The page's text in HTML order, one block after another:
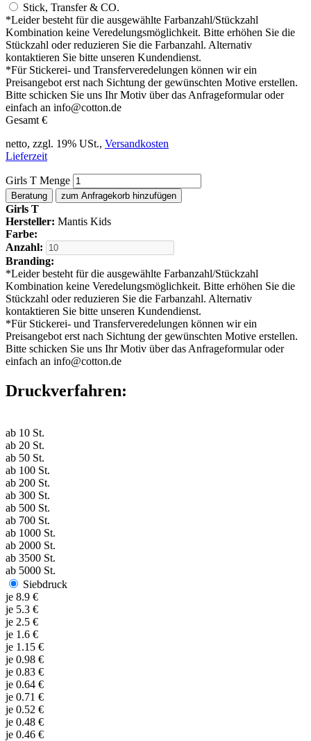
Stick, Transfer & CO.
*Leider besteht für die ausgewählte Farbanzahl/Stückzahl
Kombination keine Veredelungsmöglichkeit. Bitte erhöhen Sie die
Stückzahl oder reduzieren Sie die Farbanzahl. Alternativ
kontaktieren Sie bitte unseren Kundendienst.
*Für Stickerei- und Transferveredelungen können wir ein
Preisangebot erst nach Sichtung der gewünschten Motive erstellen.
Bitte schicken Sie uns Ihr Motiv über das Anfrageformular oder
einfach an info@cotton.de
Gesamt €
netto, zzgl. 19% USt., Versandkosten
Lieferzeit
Girls T Menge
Beratung zum Anfragekorb hinzufügen
Girls T
Hersteller: Mantis Kids
Farbe:
Anzahl:
Branding:
*Leider besteht für die ausgewählte Farbanzahl/Stückzahl
Kombination keine Veredelungsmöglichkeit. Bitte erhöhen Sie die
Stückzahl oder reduzieren Sie die Farbanzahl. Alternativ
kontaktieren Sie bitte unseren Kundendienst.
*Für Stickerei- und Transferveredelungen können wir ein
Preisangebot erst nach Sichtung der gewünschten Motive erstellen.
Bitte schicken Sie uns Ihr Motiv über das Anfrageformular oder
einfach an info@cotton.de
Druckverfahren:
ab 10 St.
ab 20 St.
ab 50 St.
ab 100 St.
ab 200 St.
ab 300 St.
ab 500 St.
ab 700 St.
ab 1000 St.
ab 2000 St.
ab 3500 St.
ab 5000 St.
Siebdruck
je 8.9 €
je 5.3 €
je 2.5 €
je 1.6 €
je 1.15 €
je 0.98 €
je 0.83 €
je 0.64 €
je 0.71 €
je 0.52 €
je 0.48 €
je 0.46 €